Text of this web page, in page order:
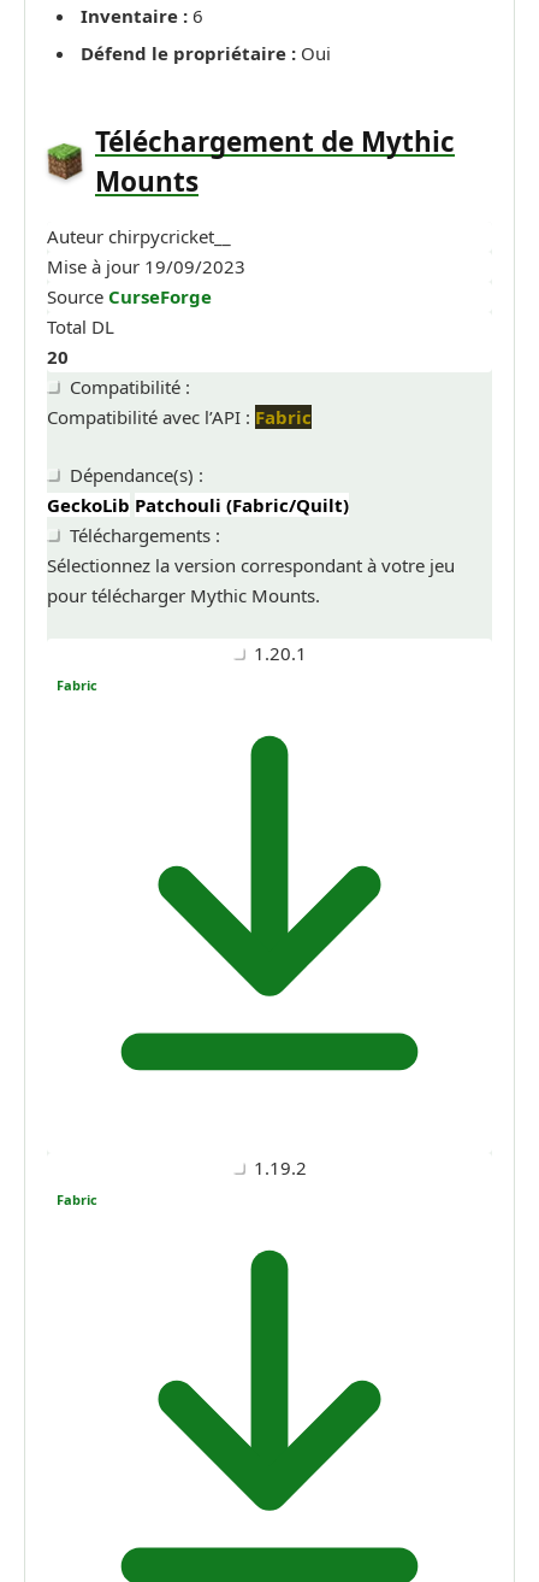
Inventaire : 6
Défend le propriétaire : Oui
Téléchargement de Mythic
Mounts
Auteur chirpycricket__
Mise à jour 19/09/2023
Source CurseForge
Total DL
20
Compatibilité :
Compatibilité avec l’API : Fabric
Dépendance(s) :
GeckoLib Patchouli (Fabric/Quilt)
Téléchargements :
Sélectionnez la version correspondant à votre jeu
pour télécharger Mythic Mounts.
1.20.1
Fabric
1.19.2
Fabric